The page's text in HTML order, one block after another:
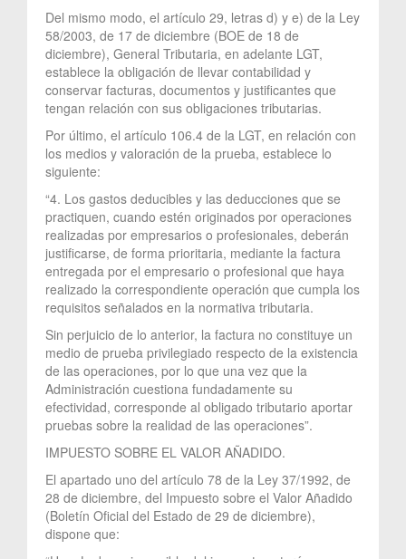
Del mismo modo, el artículo 29, letras d) y e) de la Ley
58/2003, de 17 de diciembre (BOE de 18 de
diciembre), General Tributaria, en adelante LGT,
establece la obligación de llevar contabilidad y
conservar facturas, documentos y justificantes que
tengan relación con sus obligaciones tributarias.
Por último, el artículo 106.4 de la LGT, en relación con
los medios y valoración de la prueba, establece lo
siguiente:
“4. Los gastos deducibles y las deducciones que se
practiquen, cuando estén originados por operaciones
realizadas por empresarios o profesionales, deberán
justificarse, de forma prioritaria, mediante la factura
entregada por el empresario o profesional que haya
realizado la correspondiente operación que cumpla los
requisitos señalados en la normativa tributaria.
Sin perjuicio de lo anterior, la factura no constituye un
medio de prueba privilegiado respecto de la existencia
de las operaciones, por lo que una vez que la
Administración cuestiona fundadamente su
efectividad, corresponde al obligado tributario aportar
pruebas sobre la realidad de las operaciones”.
IMPUESTO SOBRE EL VALOR AÑADIDO.
El apartado uno del artículo 78 de la Ley 37/1992, de
28 de diciembre, del Impuesto sobre el Valor Añadido
(Boletín Oficial del Estado de 29 de diciembre),
dispone que: